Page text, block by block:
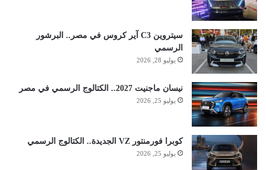
سيتروين C3 آير كروس في مصر.. البرشور
الرسمي
يوليو 28, 2026
نيسان ماجنيت 2027.. الكتالوج الرسمي في مصر
يوليو 25, 2026
كوبرا فورمنتور VZ الجديدة.. الكتالوج الرسمي
يوليو 25, 2026